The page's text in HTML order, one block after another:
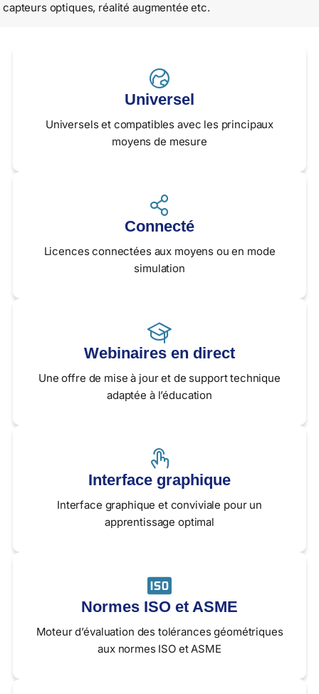
capteurs optiques, réalité augmentée etc.
Universel
Universels et compatibles avec les principaux
moyens de mesure
Connecté
Licences connectées aux moyens ou en mode
simulation
Webinaires en direct
Une offre de mise à jour et de support technique
adaptée à l’éducation
Interface graphique
Interface graphique et conviviale pour un
apprentissage optimal
Normes ISO et ASME
Moteur d’évaluation des tolérances géométriques
aux normes ISO et ASME